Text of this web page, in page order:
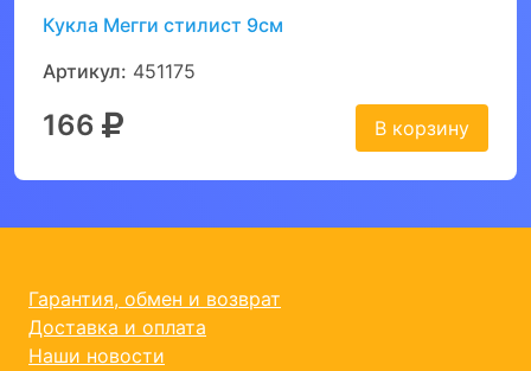
Кукла Мегги стилист 9см
Артикул: 451175
166 В корзину
Гарантия, обмен и возврат
Доставка и оплата
Наши новости